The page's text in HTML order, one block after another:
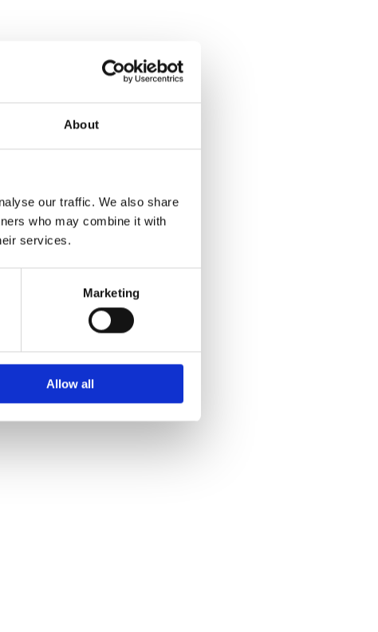
About
our traffic. We also share
who may combine it with
services.
Marketing
Allow all